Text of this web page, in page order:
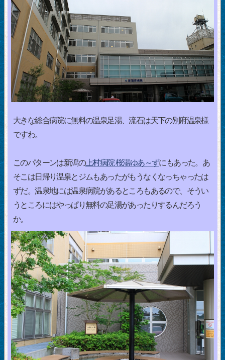
大きな総合病院に無料の温泉足湯、流石は天下の別府温泉様
ですわ。
このパターンは新潟の上村病院 桜湯ゆあ～ずにもあった。あ
そこは日帰り温泉とジムもあったがもうなくなっちゃったは
ずだ。温泉地には温泉病院があるところもあるので、そうい
うところにはやっぱり無料の足湯があったりするんだろう
か。